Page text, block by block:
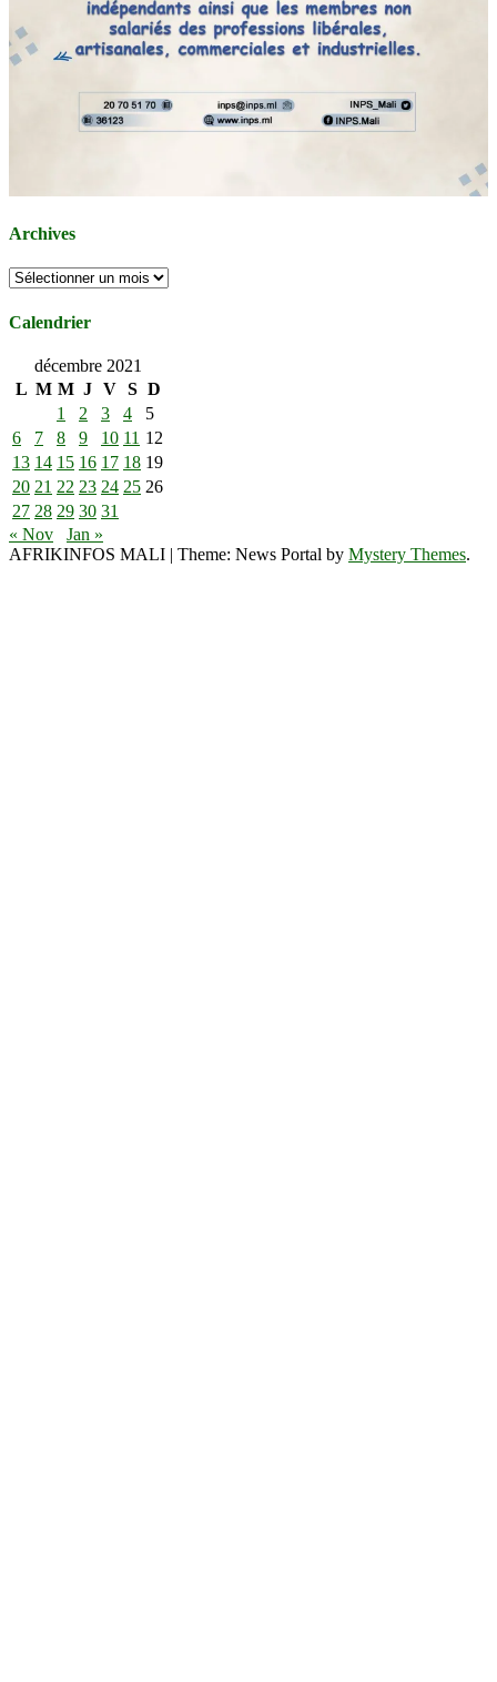
Archives
Archives
Calendrier
décembre 2021
L M M J V S D
1
2 3 4
5
6
7 8 9 10 11 12
13 14 15 16 17 18 19
20 21 22 23 24 25 26
27 28 29 30 31
« Nov
Jan »
AFRIKINFOS MALI | Theme: News Portal by Mystery Themes.